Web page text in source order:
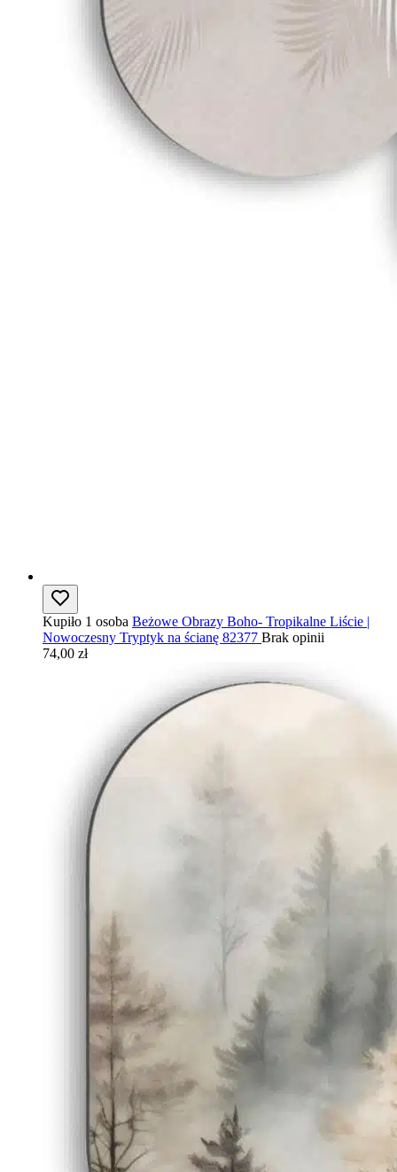
Kupiło 1 osoba Beżowe Obrazy Boho- Tropikalne Liście |
Nowoczesny Tryptyk na ścianę 82377 Brak opinii
74,00 zł